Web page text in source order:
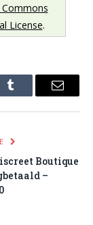
License.
Tumblr Email
Boutique
–